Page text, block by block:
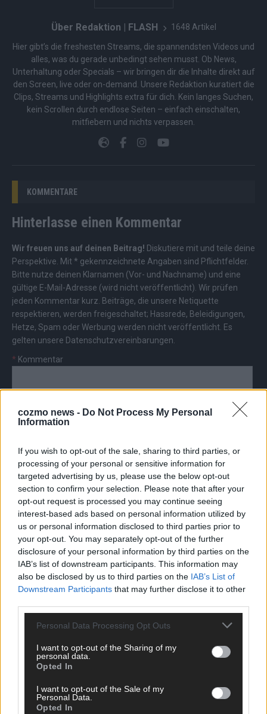
cozmo news - Do Not Process My Personal
Information
If you wish to opt-out of the sale, sharing to third parties, or
processing of your personal or sensitive information for
targeted advertising by us, please use the below opt-out
section to confirm your selection. Please note that after your
opt-out request is processed you may continue seeing
interest-based ads based on personal information utilized by
us or personal information disclosed to third parties prior to
your opt-out. You may separately opt-out of the further
disclosure of your personal information by third parties on the
IAB’s list of downstream participants. This information may
also be disclosed by us to third parties on the IAB’s List of
Downstream Participants that may further disclose it to other
Personal Data Processing Opt Outs
I want to opt-out of the Sharing of my
personal data.
Opted In
I want to opt-out of the Sale of my
Personal Data.
Opted In
Über Redaktion | FLASH 1648 Artikel
Hier gibt’s die freshesten Streams, die spannendsten Videos und
alles, was du gerade unbedingt sehen musst. Ob News,
Unterhaltung oder Specials – wir bringen dir die Inhalte direkt auf
den Screen, live oder on-demand. Unsere Redaktion kuratiert die
Clips, Streams und Highlights extra für dich. Kein langes Suchen,
kein Scrollen durch endlose Seiten – einfach einschalten,
mitfiebern und nichts verpassen.
KOMMENTARE
Hinterlasse einen Kommentar
Wir freuen uns auf deinen Beitrag! Diskutiere mit und teile deine
Perspektive. Mit * gekennzeichnete Angaben sind Pflichtfelder.
Bitte nutze deinen Klarnamen (Vor- und Nachname) und eine
gültige E-Mail-Adresse (wird nicht veröffentlicht). Wir prüfen
jeden Kommentar kurz. Beiträge, die unsere Netiquette
respektieren, werden freigeschaltet; Hassrede, Beleidigungen,
Hetze, Spam oder Werbung werden nicht veröffentlicht. Es
gelten unsere Datenschutzvereinbarungen
* Kommentar
Vor- und Nachname
E-Mail
AD